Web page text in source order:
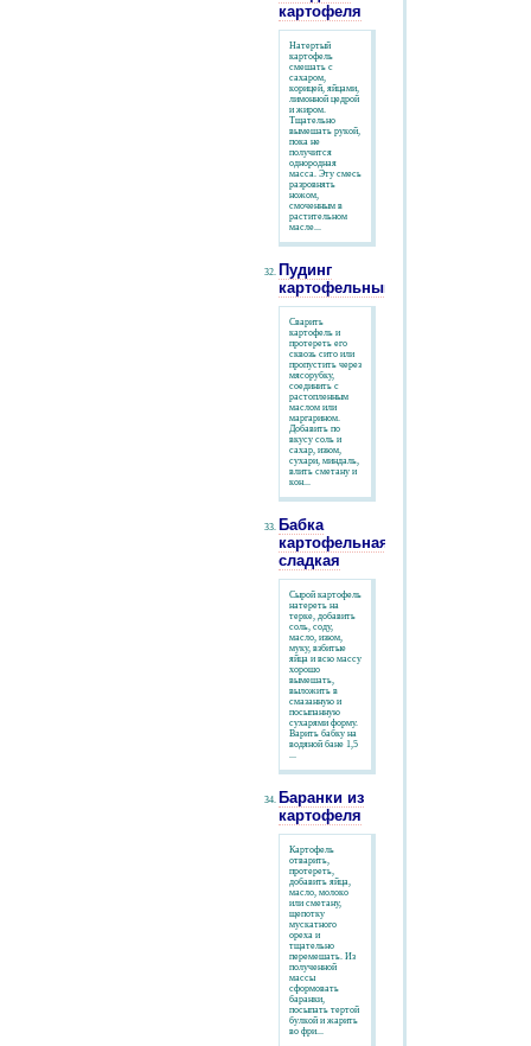
картофеля
Натертый
картофель
смешать с
сахаром,
корицей, яйцами,
лимонной цедрой
и жиром.
Тщательно
вымешать рукой,
пока не
получится
однородная
масса. Эту смесь
разровнять
ножом,
смоченным в
растительном
масле...
Пудинг
картофельный
Сварить
картофель и
протереть его
сквозь сито или
пропустить через
мясорубку,
соединить с
растопленным
маслом или
маргарином.
Добавить по
вкусу соль и
сахар, изюм,
сухари, миндаль,
влить сметану и
кон...
Бабка
картофельная
сладкая
Сырой картофель
натереть на
терке, добавить
соль, соду,
масло, изюм,
муку, взбитые
яйца и всю массу
хорошо
вымешать,
выложить в
смазанную и
посыпанную
сухарями форму.
Варить бабку на
водяной бане 1,5
...
Баранки из
картофеля
Картофель
отварить,
протереть,
добавить яйца,
масло, молоко
или сметану,
щепотку
мускатного
ореха и
тщательно
перемешать. Из
полученной
массы
сформовать
баранки,
посыпать тертой
булкой и жарить
во фри...